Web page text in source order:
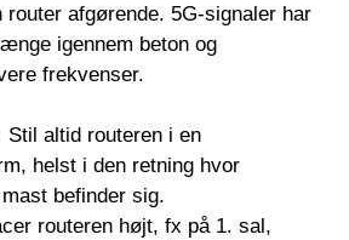
router afgørende. 5G-signaler har
igennem beton og
frekvenser.
Stil altid routeren i en
helst i den retning hvor
befinder sig.
routeren højt, fx på 1. sal,